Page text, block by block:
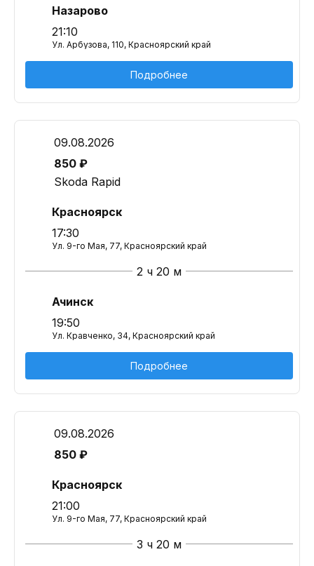
Назарово
21:10
Ул. Арбузова, 110, Красноярский край
Подробнее
09.08.2026
850 ₽
Skoda Rapid
Красноярск
17:30
Ул. 9-го Мая, 77, Красноярский край
2 ч 20 м
Ачинск
19:50
Ул. Кравченко, 34, Красноярский край
Подробнее
09.08.2026
850 ₽
Красноярск
21:00
Ул. 9-го Мая, 77, Красноярский край
3 ч 20 м